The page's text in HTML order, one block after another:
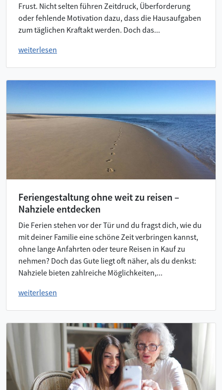
Frust. Nicht selten führen Zeitdruck, Überforderung
oder fehlende Motivation dazu, dass die Hausaufgaben
zum täglichen Kraftakt werden. Doch das...
weiterlesen
Feriengestaltung ohne weit zu reisen –
Nahziele entdecken
Die Ferien stehen vor der Tür und du fragst dich, wie du
mit deiner Familie eine schöne Zeit verbringen kannst,
ohne lange Anfahrten oder teure Reisen in Kauf zu
nehmen? Doch das Gute liegt oft näher, als du denkst:
Nahziele bieten zahlreiche Möglichkeiten,...
weiterlesen